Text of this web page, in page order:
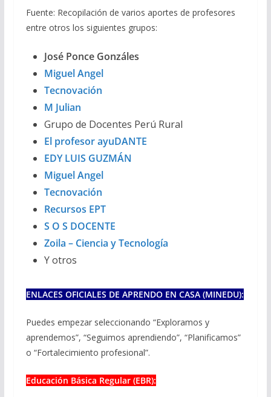
Fuente: Recopilación de varios aportes de profesores
entre otros los siguientes grupos:
José Ponce Gonzáles
Miguel Angel
Tecnovación
M Julian
Grupo de Docentes Perú Rural
El profesor ayuDANTE
EDY LUIS GUZMÁN
Miguel Angel
Tecnovación
Recursos EPT
S O S DOCENTE
Zoila – Ciencia y Tecnología
Y otros
ENLACES OFICIALES DE APRENDO EN CASA (MINEDU):
Puedes empezar seleccionando “Exploramos y
aprendemos”, “Seguimos aprendiendo”, “Planificamos”
o “Fortalecimiento profesional”.
Educación Básica Regular (EBR):